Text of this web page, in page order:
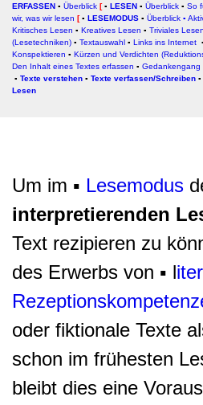
ERFASSEN ▪ Überblick [ ▪ LESEN ▪ Überblick ▪ So
wir, was wir lesen [ ▪ LESEMODUS ▪ Überblick ▪
Kritisches Lesen ▪ Kreatives Lesen ▪ Triviales
(Lesetechniken) ▪ Textauswahl ▪ Links ins Internet
Konspektieren ▪ Kürzen und Verdichten
Den Inhalt eines Textes erfassen ▪ Gedankengang
▪ Texte verstehen ▪ Texte verfassen/Schreiben ▪
Lesen
Um im ▪ Lesemodus
interpretierenden
Text rezipieren zu
des Erwerbs von ▪ l
oder fiktionale Texte
schon im frühesten
bleibt dies eine